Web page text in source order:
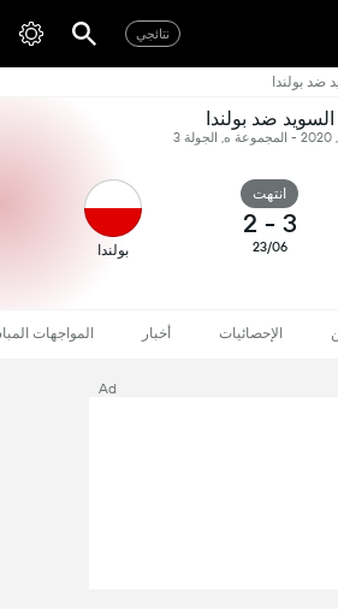
نتائجي
ضد بولندا
السويد ضد بولندا
3
انتهت
3
-
2
23/06 بولندا
الإحصائيات أخبار المواجهات
Ad